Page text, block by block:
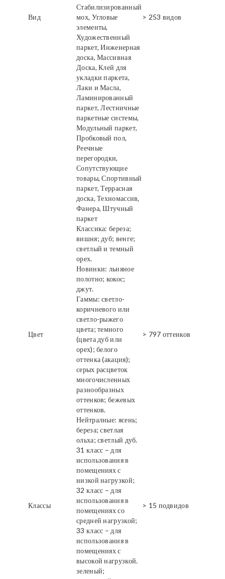
Вид
Стабилизированный
мох, Угловые
элементы,
Художественный
паркет, Инженерная
доска, Массивная
Доска, Клей для
укладки паркета,
Лаки и Масла,
Ламинированный
паркет, Лестничные
паркетные системы,
Модульный паркет,
Пробковый пол,
Реечные
перегородки,
Сопутствующие
товары, Спортивный
паркет, Террасная
доска, Техномассив,
Фанера, Штучный
паркет
> 253 видов
Цвет
Классика: береза;
вишня; дуб; венге;
светлый и темный
орех.
Новинки: льняное
полотно; кокос;
джут.
Гаммы: светло-
коричневого или
светло-рыжего
цвета; темного
(цвета дуб или
орех); белого
оттенка (акация);
серых расцветок
многочисленных
разнообразных
оттенков; бежевых
оттенков.
Нейтралные: ясень;
береза; светлая
ольха; светлый дуб.
> 797 оттенков
Классы
31 класс – для
использования в
помещениях с
низкой нагрузкой;
32 класс – для
использования в
помещениях со
средней нагрузкой;
33 класс – для
использования в
помещениях с
высокой нагрузкой.
> 15 подвидов
зеленый;